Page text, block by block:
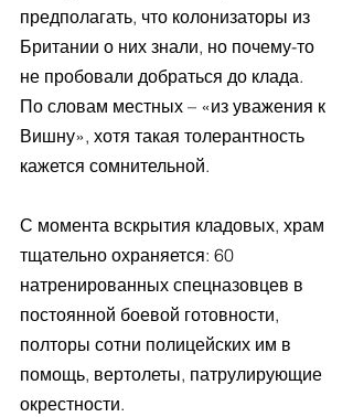
предполагать, что колонизаторы из
Британии о них знали, но почему-то
не пробовали добраться до клада.
По словам местных – «из уважения к
Вишну», хотя такая толерантность
кажется сомнительной.
С момента вскрытия кладовых, храм
тщательно охраняется: 60
натренированных спецназовцев в
постоянной боевой готовности,
полторы сотни полицейских им в
помощь, вертолеты, патрулирующие
окрестности.